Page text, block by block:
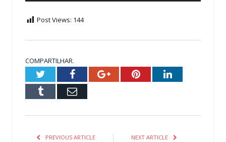
Post Views: 144
COMPARTILHAR.
TwitterFacebookGoogle+PinterestLinkedIn
Tumblr Email
PREVIOUS ARTICLE NEXT ARTICLE